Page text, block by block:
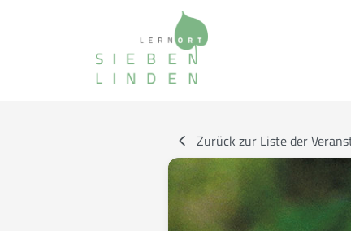
Zurück zur Liste der